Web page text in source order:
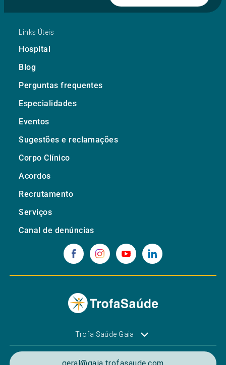
Links Úteis
Hospital
Blog
Perguntas frequentes
Especialidades
Eventos
Sugestões e reclamações
Corpo Clínico
Acordos
Recrutamento
Serviços
Canal de denúncias
Trofa Saúde Gaia